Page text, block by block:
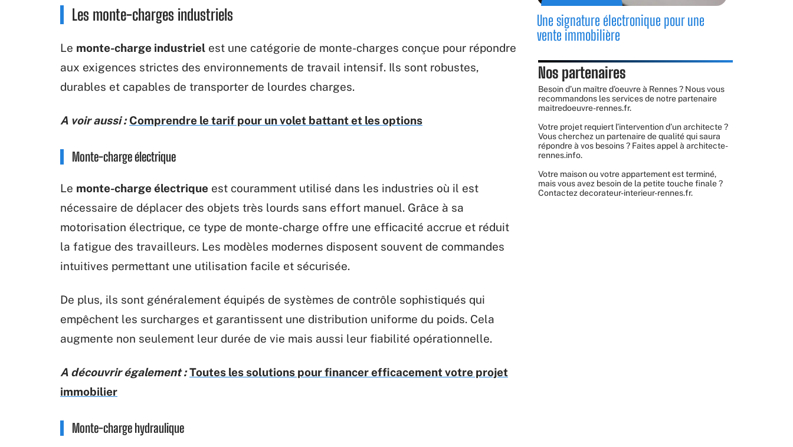
Les monte-charges industriels
Le monte-charge industriel est une catégorie de monte-charges conçue pour répondre
aux exigences strictes des environnements de travail intensif. Ils sont robustes,
durables et capables de transporter de lourdes charges.
A voir aussi : Comprendre le tarif pour un volet battant et les options
Monte-charge électrique
Le monte-charge électrique est couramment utilisé dans les industries où il est
nécessaire de déplacer des objets très lourds sans effort manuel. Grâce à sa
motorisation électrique, ce type de monte-charge offre une efficacité accrue et réduit
la fatigue des travailleurs. Les modèles modernes disposent souvent de commandes
intuitives permettant une utilisation facile et sécurisée.
De plus, ils sont généralement équipés de systèmes de contrôle sophistiqués qui
empêchent les surcharges et garantissent une distribution uniforme du poids. Cela
augmente non seulement leur durée de vie mais aussi leur fiabilité opérationnelle.
A découvrir également : Toutes les solutions pour financer efficacement votre projet
immobilier
Monte-charge hydraulique
Une signature électronique pour une
vente immobilière
Nos partenaires
Besoin d’un maître d’oeuvre à Rennes ? Nous vous
recommandons les services de notre partenaire
maitredoeuvre-rennes.fr.
Votre projet requiert l’intervention d’un architecte ?
Vous cherchez un partenaire de qualité qui saura
répondre à vos besoins ? Faites appel à architecte-
rennes.info.
Votre maison ou votre appartement est terminé,
mais vous avez besoin de la petite touche finale ?
Contactez decorateur-interieur-rennes.fr.